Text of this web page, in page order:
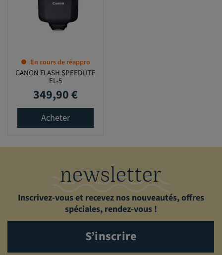
En cours de réappro
CANON FLASH SPEEDLITE
EL-5
Prix
349,90 €
Acheter
newsletter
Inscrivez-vous et recevez nos nouveautés, offres
spéciales, rendez-vous !
S’inscrire